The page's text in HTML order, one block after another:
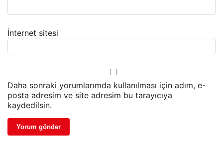
İnternet sitesi
Daha sonraki yorumlarımda kullanılması için adım, e-
posta adresim ve site adresim bu tarayıcıya
kaydedilsin.